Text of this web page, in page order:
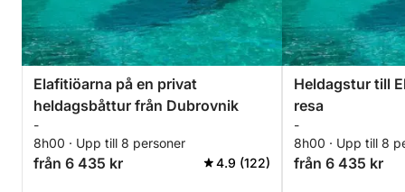
Elafitiöarna på en privat
heldagsbåttur från Dubrovnik
-
8h00 · Upp till 8 personer
från 6 435 kr 4.9 (122)
Heldagstur till
resa
-
8h00 · Upp till 8
från 6 435 kr